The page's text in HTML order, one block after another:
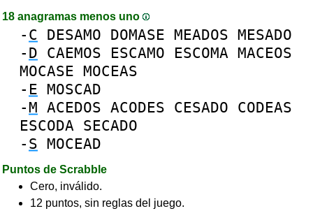
18 anagramas menos uno
- C DESAMO DOMASE MEADOS MESADO
- D CAEMOS ESCAMO ESCOMA MACEOS
MOCASE MOCEAS
- E MOSCAD
-M ACEDOS ACODES CESADO CODEAS
ESCODA SECADO
- S MOCEAD
Puntos de Scrabble
Cero, inválido.
12 puntos, sin reglas del juego.